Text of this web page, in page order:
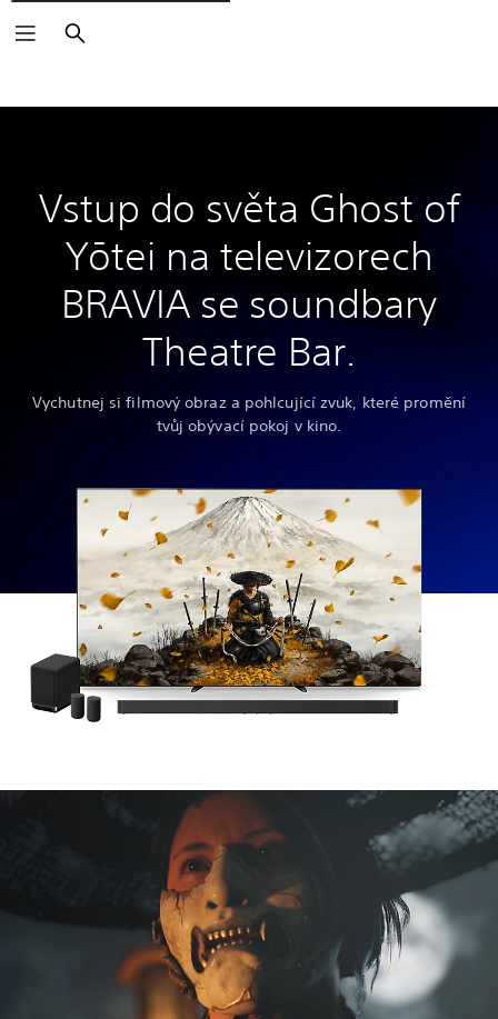
Vyhledat
Vstup do světa Ghost of
Yōtei na televizorech
BRAVIA se soundbary
Theatre Bar.
Vychutnej si filmový obraz a pohlcující zvuk, které promění
tvůj obývací pokoj v kino.